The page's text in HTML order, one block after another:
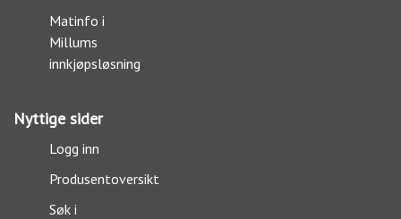
Matinfo i
Millums
innkjøpsløsning
Nyttige sider
Logg inn
Produsentoversikt
Søk i